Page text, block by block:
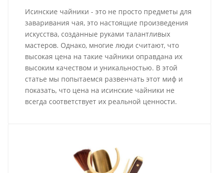
Исинские чайники - это не просто предметы для
заваривания чая, это настоящие произведения
искусства, созданные руками талантливых
мастеров. Однако, многие люди считают, что
высокая цена на такие чайники оправдана их
высоким качеством и уникальностью. В этой
статье мы попытаемся развенчать этот миф и
показать, что цена на исинские чайники не
всегда соответствует их реальной ценности.